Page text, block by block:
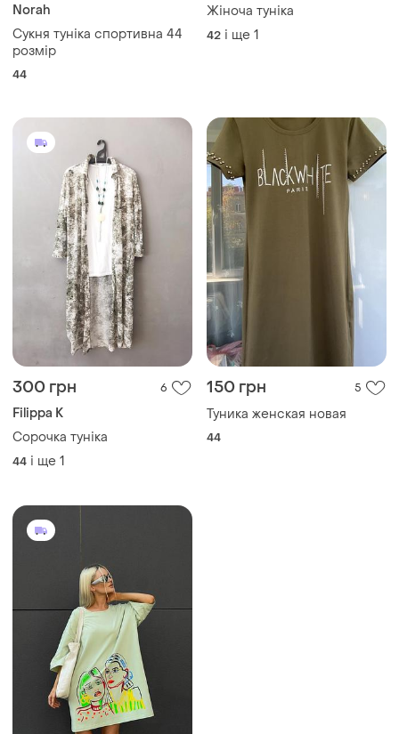
Norah
Сукня туніка спортивна 44
розмір
44
Жіноча туніка
42 і ще 1
300 грн 6
Filippa K
Сорочка туніка
44 і ще 1
150 грн 5
Туника женская новая
44